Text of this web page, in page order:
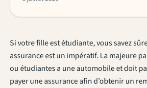
Si votre fille est étudiante, vous savez
assurance est un impératif. La majeure
ou étudiantes a une automobile et doit
payer une assurance afin d’obtenir un